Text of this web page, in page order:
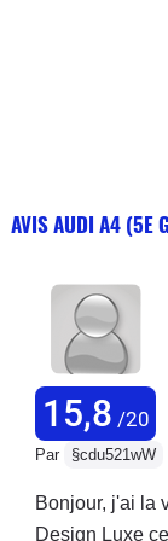
AVIS AUDI A4 (5E
15,8 /20
Par §cdu521wW
Bonjour, j'ai la
Design Luxe